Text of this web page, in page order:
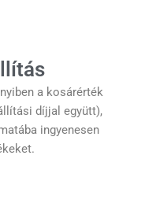
a kosárérték
díjjal együtt),
ingyenesen